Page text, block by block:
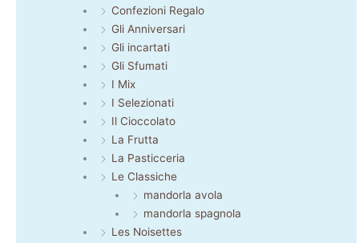
Confezioni Regalo
Gli Anniversari
Gli incartati
Gli Sfumati
I Mix
I Selezionati
Il Cioccolato
La Frutta
La Pasticceria
Le Classiche
mandorla avola
mandorla spagnola
Les Noisettes